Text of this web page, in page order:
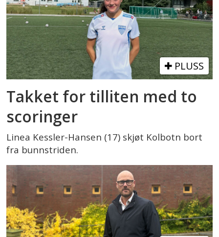
PLUSS
Takket for tilliten med to
scoringer
Linea Kessler-Hansen (17) skjøt Kolbotn bort
fra bunnstriden.